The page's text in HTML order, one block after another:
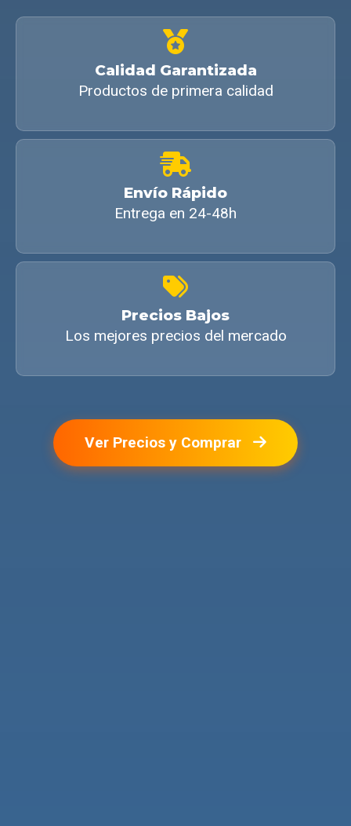
Calidad Garantizada
Productos de primera calidad
Envío Rápido
Entrega en 24-48h
Precios Bajos
Los mejores precios del mercado
Ver Precios y Comprar